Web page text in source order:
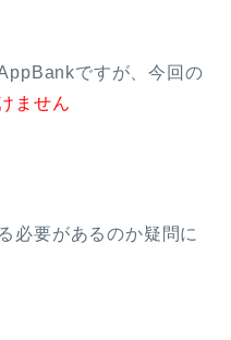
ですが、今回の
ません
必要があるのか疑問に